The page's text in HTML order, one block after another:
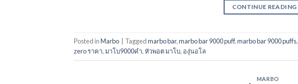
CONTINUE READING
Posted inMarbo Taggedmarbo bar,marbo bar 9000 puff,marbo bar 9000 puffs,
zero ราคา,มาโบ9000คำ,หัวพอต มาโบ, องุ่นอโล
MARBO